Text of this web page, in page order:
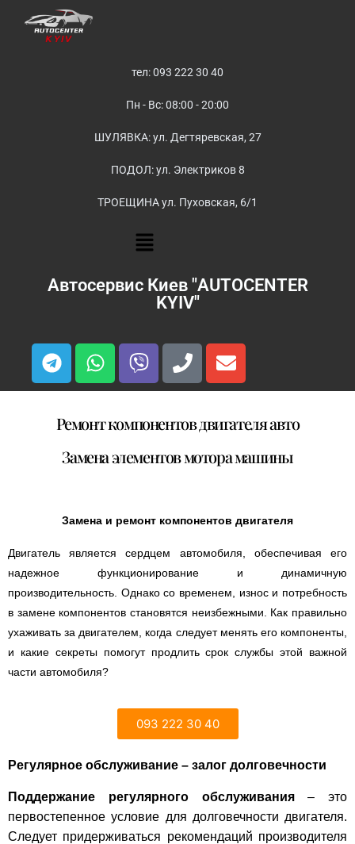
тел: 093 222 30 40
Пн - Вс: 08:00 - 20:00
ШУЛЯВКА: ул. Дегтяревская, 27
ПОДОЛ: ул. Электриков 8
ТРОЕЩИНА ул. Пуховская, 6/1
Автосервис Киев "AUTOCENTER
KYIV"
Ремонт компонентов двигателя авто
Замена элементов мотора машины
Замена и ремонт компонентов двигателя
Двигатель является сердцем автомобиля, обеспечивая его
надежное функционирование и динамичную
производительность. Однако со временем, износ и потребность
в замене компонентов становятся неизбежными. Как правильно
ухаживать за двигателем, когда следует менять его компоненты,
и какие секреты помогут продлить срок службы этой важной
части автомобиля?
093 222 30 40
Регулярное обслуживание – залог долговечности
Поддержание регулярного обслуживания– это
первостепенное условие для долговечности двигателя.
Следует придерживаться рекомендаций производителя